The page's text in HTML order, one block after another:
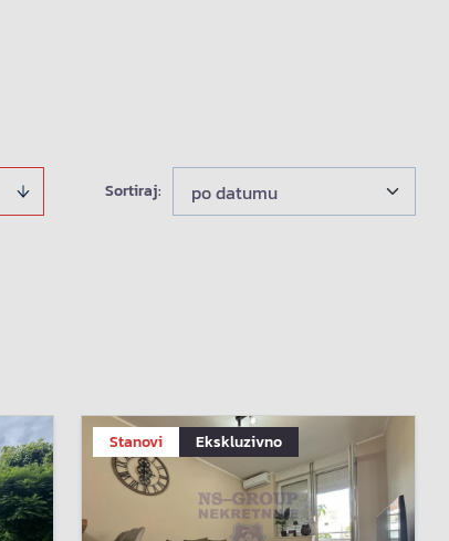
Sortiraj: po datumu
Stanovi Ekskluzivno